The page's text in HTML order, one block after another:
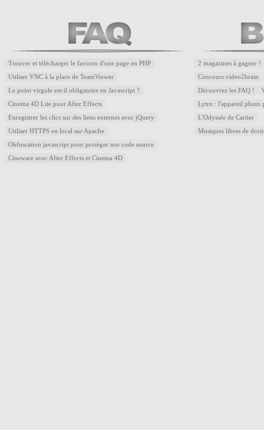
Trouver et télécharger le favicon d'une page en PHP
Utiliser VNC à la place de TeamViewer
Le point virgule est-il obligatoire en Javascript ?
Cinema 4D Lite pour After Effects
Enregistrer les clics sur des liens externes avec jQuery
Utiliser HTTPS en local sur Apache
Obfuscation javascript pour protéger son code source
Cineware avec After Effects et Cinema 4D
2 magazines à gagner !
Concours video2brain
Découvrez les FAQ !
Lytro : l'appareil photo
L'Odyssée de Cartier
Musiques libres de